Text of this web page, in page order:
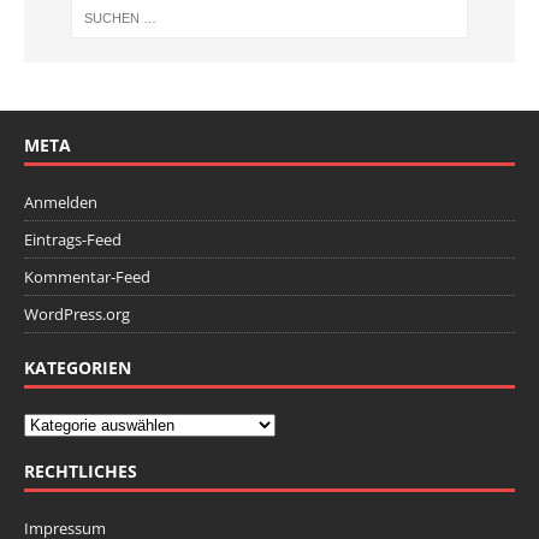
META
Anmelden
Eintrags-Feed
Kommentar-Feed
WordPress.org
KATEGORIEN
RECHTLICHES
Impressum